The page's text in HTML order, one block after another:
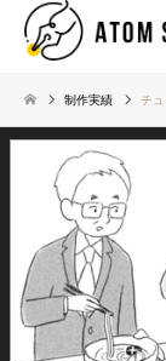
制作実績 チ